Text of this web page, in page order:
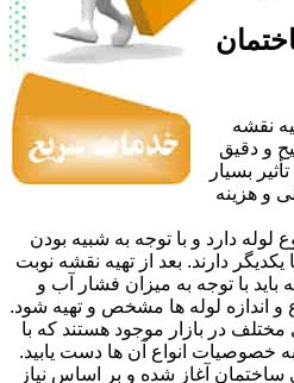
نقشه
و دقیق
بسیار
و هزینه
دارد و با توجه به شبیه بودن
یکدیگر دارند. بعد از تهیه نقشه نوبت
باید با توجه به میزان فشار آب و
اندازه لوله ها مشخص و تهیه شود.
مختلف در بازار موجود هستند که با
خصوصیات انواع آن ها دست یابید.
آغاز شده و بر اساس نیاز